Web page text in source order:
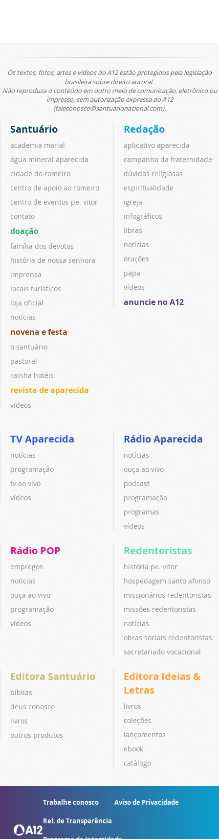
Os textos, fotos, artes e vídeos do A12 estão protegidos pela legislação
brasileira sobre direito autoral.
Não reproduza o conteúdo em outro meio de comunicação, eletrônico ou
impresso, sem autorização expressa do A12
(faleconosco@santuarionacional.com).
Santuário
academia marial
água mineral aparecida
cidade do romeiro
centro de apoio ao romeiro
centro de eventos pe. vitor
contato
doação
família dos devotos
história de nossa senhora
imprensa
locais turísticos
loja oficial
notícias
novena e festa
o santuário
pastoral
rainha hotéis
revista de aparecida
vídeos
Redação
aplicativo aparecida
campanha da fraternidade
dúvidas religiosas
espiritualidade
igreja
infográficos
libras
notícias
orações
papa
vídeos
anuncie no A12
TV Aparecida
notícias
programação
tv ao vivo
vídeos
Rádio Aparecida
notícias
ouça ao vivo
podcast
programação
programas
vídeos
Rádio POP
empregos
notícias
ouça ao vivo
programação
vídeos
Redentoristas
história pe. vitor
hospedagem santo afonso
missionários redentoristas
missões redentoristas
notícias
obras sociais redentoristas
secretariado vocacional
Editora Santuário
bíblias
deus conosco
livros
outros produtos
Editora Ideias &
Letras
livros
coleções
lançamentos
ebook
catálogo
Trabalhe conosco Aviso de Privacidade
Rel. de Transparência